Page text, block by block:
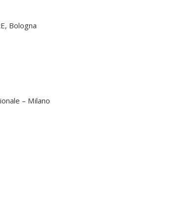
Bologna
– Milano